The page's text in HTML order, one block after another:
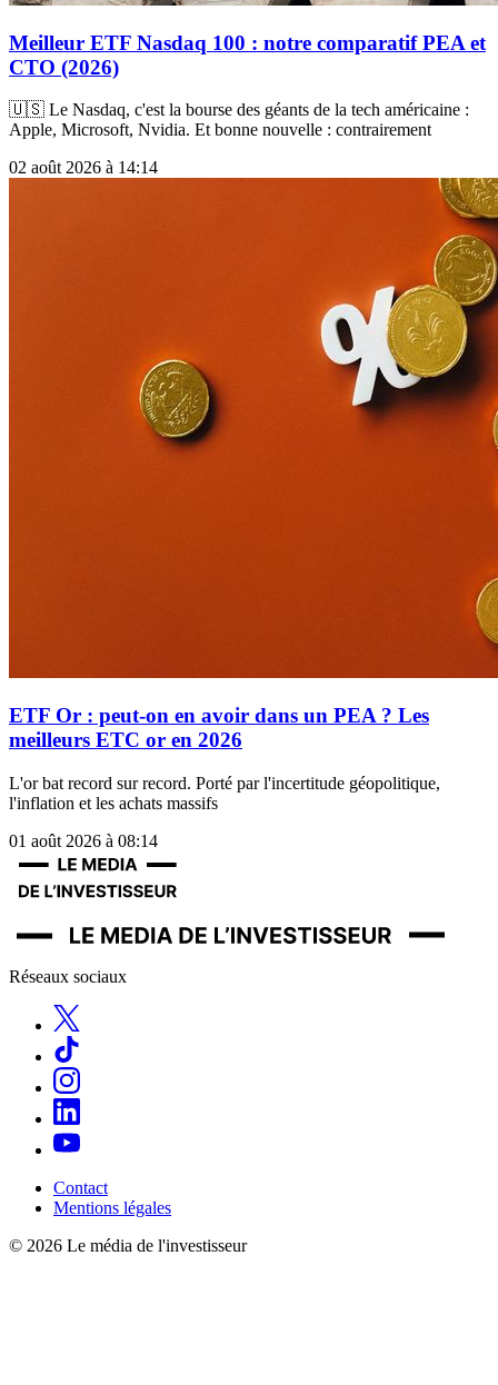
Meilleur ETF Nasdaq 100 : notre comparatif PEA et
CTO (2026)
🇺🇸 Le Nasdaq, c'est la bourse des géants de la tech américaine :
Apple, Microsoft, Nvidia. Et bonne nouvelle : contrairement
02 août 2026 à 14:14
ETF Or : peut-on en avoir dans un PEA ? Les
meilleurs ETC or en 2026
L'or bat record sur record. Porté par l'incertitude géopolitique,
l'inflation et les achats massifs
01 août 2026 à 08:14
Réseaux sociaux
Contact
Mentions légales
© 2026 Le média de l'investisseur